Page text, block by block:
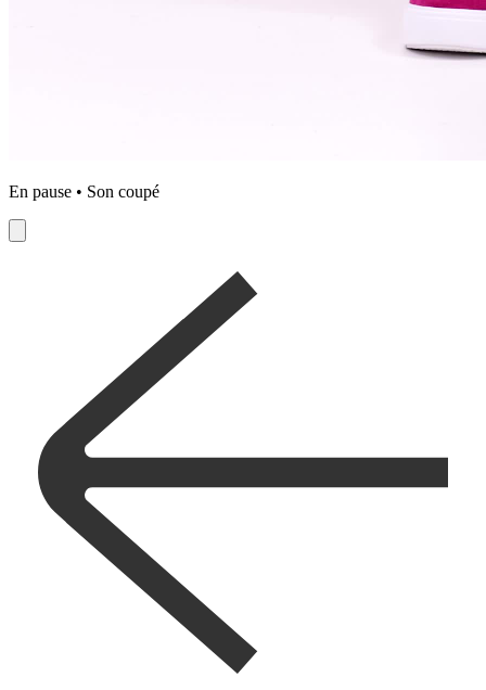
En pause • Son coupé